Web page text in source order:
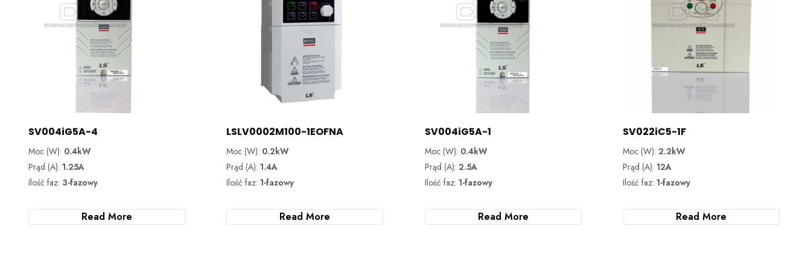
SV004iG5A-4
Moc (W): 0.4kW
Prąd (A): 1.25A
Ilość faz: 3-fazowy
Read More
LSLV0002M100-1EOFNA
Moc (W): 0.2kW
Prąd (A):1.4A
Ilość faz:1-fazowy
Read More
SV004iG5A-1
Moc (W): 0.4kW
Prąd (A): 2.5A
Ilość faz: 1-fazowy
Read More
SV022iC5-1F
Moc (W): 2.2kW
Prąd (A): 12A
Ilość faz: 1-fazowy
Read More